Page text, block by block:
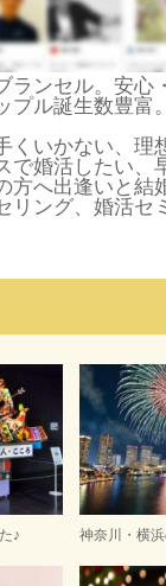
ランセル。安心
プル誕生数豊富。
くいかない、理
で婚活したい、
方へ出逢いと結
リング、婚活セ
♪ 神奈川・横